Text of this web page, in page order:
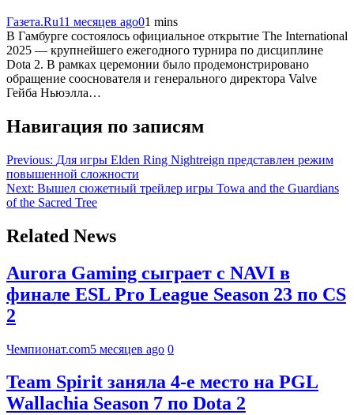
Газета.Ru11 месяцев ago01 mins
В Гамбурге состоялось официальное открытие The International
2025 — крупнейшего ежегодного турнира по дисциплине
Dota 2. В рамках церемонии было продемонстрировано
обращение сооснователя и генерального директора Valve
Гейба Ньюэлла…
Навигация по записям
Previous: Для игры Elden Ring Nightreign представлен режим
повышенной сложности
Next: Вышел сюжетный трейлер игры Towa and the Guardians
of the Sacred Tree
Related News
Aurora Gaming сыграет с NAVI в
финале ESL Pro League Season 23 по CS
2
Чемпионат.com5 месяцев ago 0
Team Spirit заняла 4-е место на PGL
Wallachia Season 7 по Dota 2